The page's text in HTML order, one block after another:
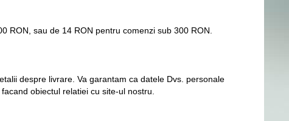
RON, sau de 14 RON pentru comenzi sub 300 RON.
despre livrare. Va garantam ca datele Dvs. personale
obiectul relatiei cu site-ul nostru.